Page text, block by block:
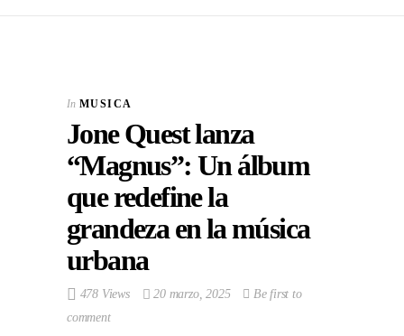
In MUSICA
Jone Quest lanza
“Magnus”: Un álbum
que redefine la
grandeza en la música
urbana
478 Views 20 marzo, 2025
Be first to
comment